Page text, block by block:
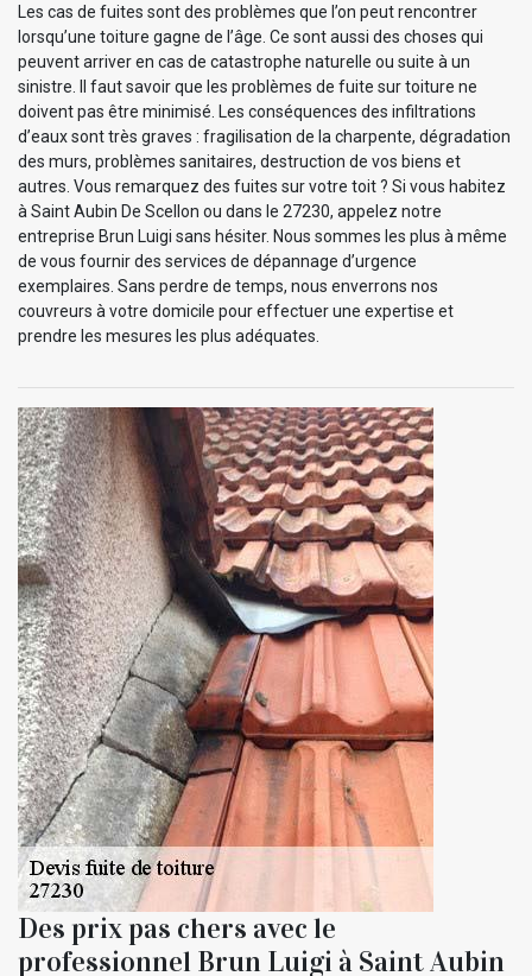
Les cas de fuites sont des problèmes que l’on peut rencontrer
lorsqu’une toiture gagne de l’âge. Ce sont aussi des choses qui
peuvent arriver en cas de catastrophe naturelle ou suite à un
sinistre. Il faut savoir que les problèmes de fuite sur toiture ne
doivent pas être minimisé. Les conséquences des infiltrations
d’eaux sont très graves : fragilisation de la charpente, dégradation
des murs, problèmes sanitaires, destruction de vos biens et
autres. Vous remarquez des fuites sur votre toit ? Si vous habitez
à Saint Aubin De Scellon ou dans le 27230, appelez notre
entreprise Brun Luigi sans hésiter. Nous sommes les plus à même
de vous fournir des services de dépannage d’urgence
exemplaires. Sans perdre de temps, nous enverrons nos
couvreurs à votre domicile pour effectuer une expertise et
prendre les mesures les plus adéquates.
Des prix pas chers avec le
professionnel Brun Luigi à Saint Aubin